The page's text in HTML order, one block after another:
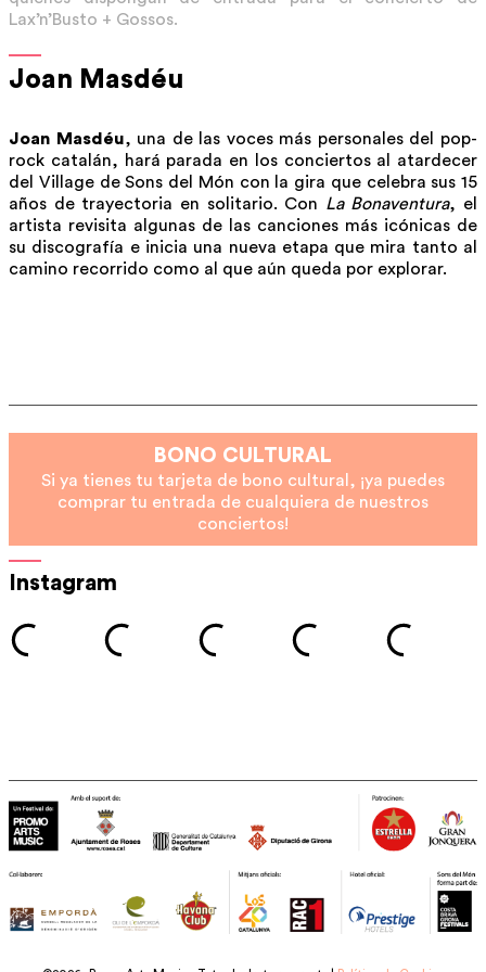
Lax’n’Busto + Gossos.
Joan Masdéu
Joan Masdéu, una de las voces más personales del pop-
rock catalán, hará parada en los conciertos al atardecer
del Village de Sons del Món con la gira que celebra sus 15
años de trayectoria en solitario. Con La Bonaventura, el
artista revisita algunas de las canciones más icónicas de
su discografía e inicia una nueva etapa que mira tanto al
camino recorrido como al que aún queda por explorar.
BONO CULTURAL
Si ya tienes tu tarjeta de bono cultural, ¡ya puedes
comprar tu entrada de cualquiera de nuestros
conciertos!
Instagram